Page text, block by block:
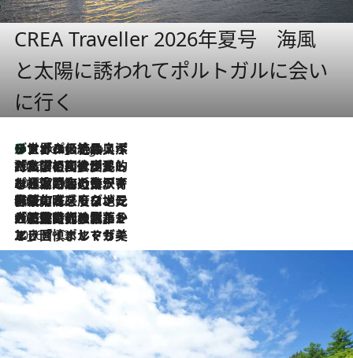
CREA Traveller 2026年夏号 海風
と太陽に誘われてポルトガルに会い
に行く
2 Hours Ago
リスボンの絶品スイーツ「パステル・デ・ナタ」とは？ポルトガル伝統の奥深い世界へ
2026.7.27
「私の祖国はポルトガル語です」国民的詩人フェルナンド・ペソアと、彼が愛した文学の街を歩く
2026.7.26
ポルトガル近海が育む極上の海の幸。キリリと冷えた白ワインと愉しむ、シーフード専門店の贅沢
2026.7.22
伝統の味をモダンに昇華。高感度な地元客が集う、リスボンの最旬ガストロノミー
2026.7.21
大航海時代の栄華から、震災、独裁、そして革命へ。ポルトガル・首都リスボンの石畳に刻まれた「歴史の光と影」
2026.7.13
エッセイ・ヤマザキマリ「慎ましくも美しき国 ポルトガル」